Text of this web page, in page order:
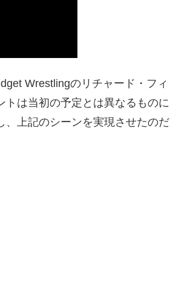
Wrestlingのリチャード・フィ
は当初の予定とは異なるものに
、上記のシーンを実現させたのだ